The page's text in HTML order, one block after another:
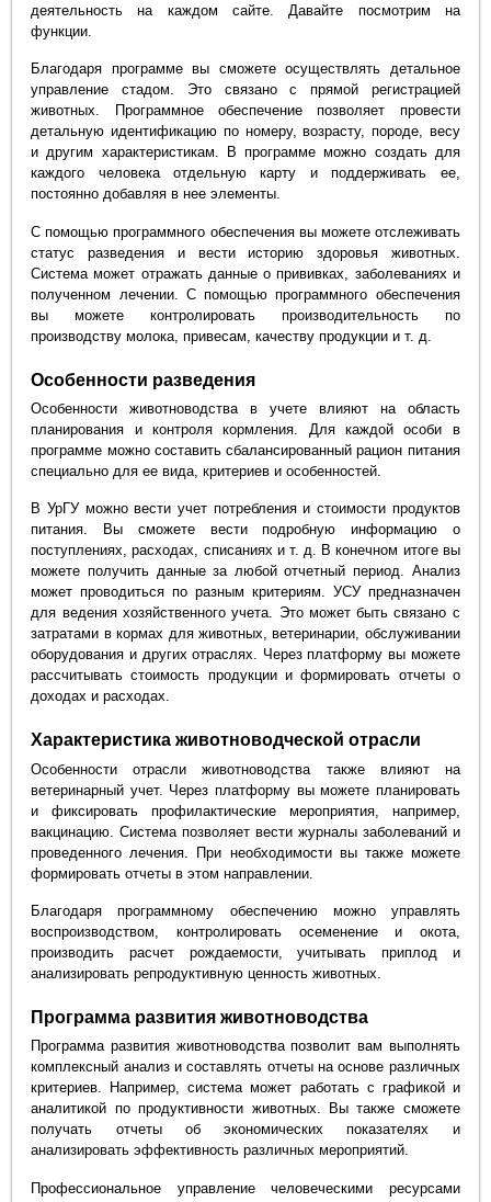
деятельность на каждом сайте. Давайте посмотрим на
функции.
Благодаря программе вы сможете осуществлять детальное
управление стадом. Это связано с прямой регистрацией
животных. Программное обеспечение позволяет провести
детальную идентификацию по номеру, возрасту, породе, весу
и другим характеристикам. В программе можно создать для
каждого человека отдельную карту и поддерживать ее,
постоянно добавляя в нее элементы.
С помощью программного обеспечения вы можете отслеживать
статус разведения и вести историю здоровья животных.
Система может отражать данные о прививках, заболеваниях и
полученном лечении. С помощью программного обеспечения
вы можете контролировать производительность по
производству молока, привесам, качеству продукции и т. д.
Особенности разведения
Особенности животноводства в учете влияют на область
планирования и контроля кормления. Для каждой особи в
программе можно составить сбалансированный рацион питания
специально для ее вида, критериев и особенностей.
В УрГУ можно вести учет потребления и стоимости продуктов
питания. Вы сможете вести подробную информацию о
поступлениях, расходах, списаниях и т. д. В конечном итоге вы
можете получить данные за любой отчетный период. Анализ
может проводиться по разным критериям. УСУ предназначен
для ведения хозяйственного учета. Это может быть связано с
затратами в кормах для животных, ветеринарии, обслуживании
оборудования и других отраслях. Через платформу вы можете
рассчитывать стоимость продукции и формировать отчеты о
доходах и расходах.
Характеристика животноводческой отрасли
Особенности отрасли животноводства также влияют на
ветеринарный учет. Через платформу вы можете планировать
и фиксировать профилактические мероприятия, например,
вакцинацию. Система позволяет вести журналы заболеваний и
проведенного лечения. При необходимости вы также можете
формировать отчеты в этом направлении.
Благодаря программному обеспечению можно управлять
воспроизводством, контролировать осеменение и окота,
производить расчет рождаемости, учитывать приплод и
анализировать репродуктивную ценность животных.
Программа развития животноводства
Программа развития животноводства позволит вам выполнять
комплексный анализ и составлять отчеты на основе различных
критериев. Например, система может работать с графикой и
аналитикой по продуктивности животных. Вы также сможете
получать отчеты об экономических показателях и
анализировать эффективность различных мероприятий.
Профессиональное управление человеческими ресурсами